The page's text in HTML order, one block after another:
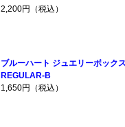
2,200円（税込）
ブルーハート ジュエリーボック
REGULAR-B
1,650円（税込）